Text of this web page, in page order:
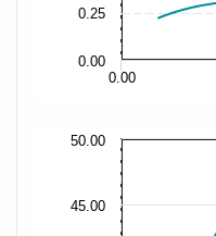
0.00
0.00
0.25
45.00
50.00